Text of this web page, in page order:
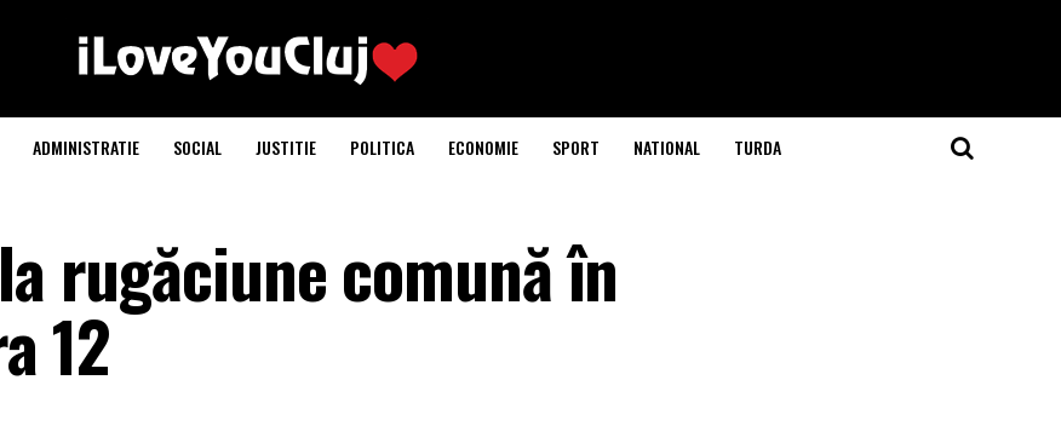
ADMINISTRATIE SOCIAL JUSTITIE POLITICA ECONOMIE SPORT NATIONAL TURDA
rugăciune comună în
12